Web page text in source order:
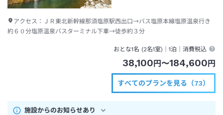
アクセス： ＪＲ東北新幹線那須塩原駅西出口→バス塩原本線塩原温泉行き
約６０分塩原温泉バスターミナル下車→徒歩約３分
おとな1名 (2名1室)｜1泊 ｜消費税込
38,100円〜184,600円
すべてのプランを見る（73）
施設からのお知らせあり